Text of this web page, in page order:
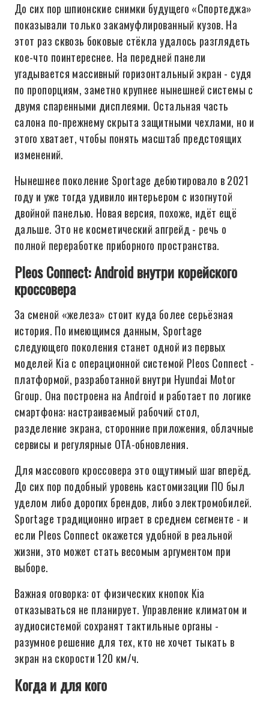
До сих пор шпионские снимки будущего «Спортеджа»
показывали только закамуфлированный кузов. На
этот раз сквозь боковые стёкла удалось разглядеть
кое-что поинтереснее. На передней панели
угадывается массивный горизонтальный экран - судя
по пропорциям, заметно крупнее нынешней системы с
двумя спаренными дисплеями. Остальная часть
салона по-прежнему скрыта защитными чехлами, но и
этого хватает, чтобы понять масштаб предстоящих
изменений.
Нынешнее поколение Sportage дебютировало в 2021
году и уже тогда удивило интерьером с изогнутой
двойной панелью. Новая версия, похоже, идёт ещё
дальше. Это не косметический апгрейд - речь о
полной переработке приборного пространства.
Pleos Connect: Android внутри корейского
кроссовера
За сменой «железа» стоит куда более серьёзная
история. По имеющимся данным, Sportage
следующего поколения станет одной из первых
моделей Kia с операционной системой Pleos Connect -
платформой, разработанной внутри Hyundai Motor
Group. Она построена на Android и работает по логике
смартфона: настраиваемый рабочий стол,
разделение экрана, сторонние приложения, облачные
сервисы и регулярные OTA-обновления.
Для массового кроссовера это ощутимый шаг вперёд.
До сих пор подобный уровень кастомизации ПО был
уделом либо дорогих брендов, либо электромобилей.
Sportage традиционно играет в среднем сегменте - и
если Pleos Connect окажется удобной в реальной
жизни, это может стать весомым аргументом при
выборе.
Важная оговорка: от физических кнопок Kia
отказываться не планирует. Управление климатом и
аудиосистемой сохранят тактильные органы -
разумное решение для тех, кто не хочет тыкать в
экран на скорости 120 км/ч.
Когда и для кого